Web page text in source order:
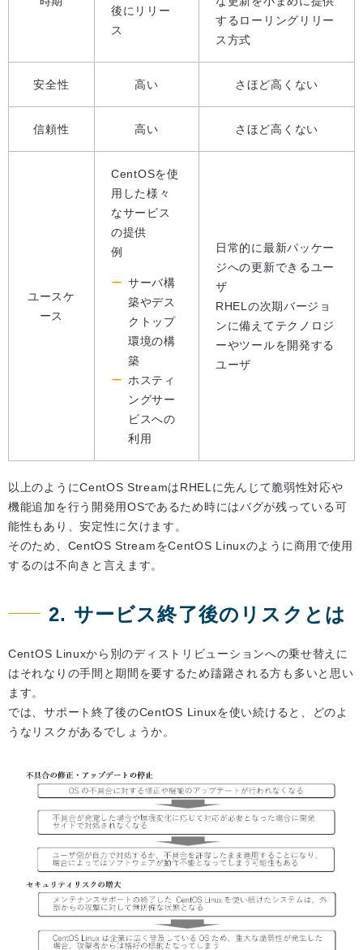
後にリリー
ス
するローリングリリー
ス方式
安全性 高い さほど高くない
信頼性 高い さほど高くない
ユースケ
ース
CentOSを使
用した様々
なサービス
の提供
例
サーバ構
築やデス
クトップ
環境の構
築
ホスティ
ングサー
ビスへの
利用
日常的に最新パッケー
ジへの更新できるユー
ザ
RHELの次期バージョ
ンに備えてテクノロジ
ーやツールを開発する
ユーザ
以上のようにCentOS StreamはRHELに先んじて脆弱性対応や
機能追加を行う開発用OSであるため時にはバグが残っている可
能性もあり、安定性に欠けます。
そのため、CentOS StreamをCentOS Linuxのように商用で使用
するのは不向きと言えます。
2. サービス終了後のリスクとは
CentOS Linuxから別のディストリビューションへの乗せ替えに
はそれなりの手間と期間を要するため躊躇される方も多いと思い
ます。
では、サポート終了後のCentOS Linuxを使い続けると、どのよ
うなリスクがあるでしょうか。